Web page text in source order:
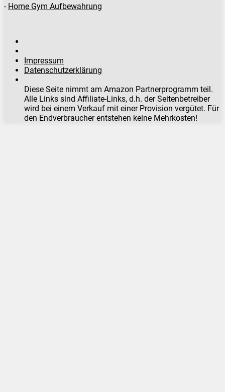
- Home Gym Aufbewahrung
Impressum
Datenschutzerklärung
Diese Seite nimmt am Amazon Partnerprogramm teil.
Alle Links sind Affiliate-Links, d.h. der Seitenbetreiber
wird bei einem Verkauf mit einer Provision vergütet. Für
den Endverbraucher entstehen keine Mehrkosten!